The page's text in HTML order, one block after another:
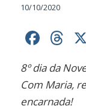
10/10/2020
8º dia da
Com Maria,
encarnada!